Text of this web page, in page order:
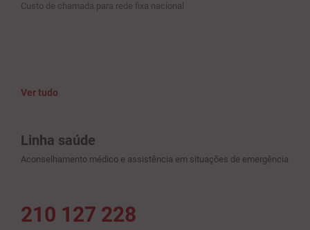
Custo de chamada para rede fixa nacional
Ver tudo
Linha saúde
Aconselhamento médico e assistência em situações de emergência
210 127 228